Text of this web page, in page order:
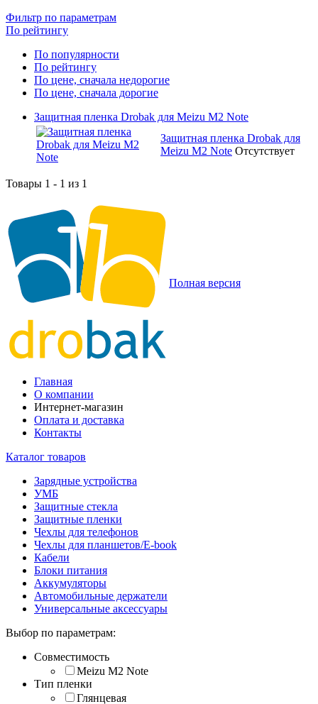
Фильтр по параметрам
По рейтингу
По популярности
По рейтингу
По цене, сначала недорогие
По цене, сначала дорогие
Защитная пленка Drobak для Meizu M2 Note
Защитная пленка Drobak для
Meizu M2 Note Отсутствует
Товары 1 - 1 из 1
Полная версия
Главная
О компании
Интернет-магазин
Оплата и доставка
Контакты
Каталог товаров
Зарядные устройства
УМБ
Защитные стекла
Защитные пленки
Чехлы для телефонов
Чехлы для планшетов/E-book
Кабели
Блоки питания
Аккумуляторы
Автомобильные держатели
Универсальные аксессуары
Выбор по параметрам:
Совместимость
Meizu M2 Note
Тип пленки
Глянцевая